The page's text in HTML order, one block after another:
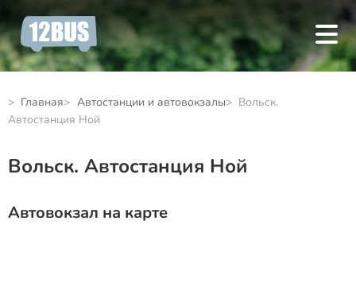
Главная Автостанции и автовокзалы
Вольск.
Автостанция Ной
Вольск. Автостанция Ной
Автовокзал на карте